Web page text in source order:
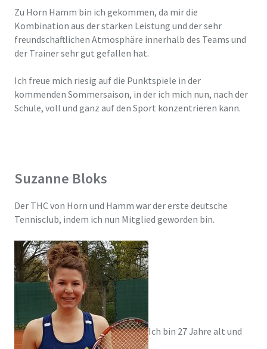
Zu Horn Hamm bin ich gekommen, da mir die
Kombination aus der starken Leistung und der sehr
freundschaftlichen Atmosphäre innerhalb des Teams und
der Trainer sehr gut gefallen hat.
Ich freue mich riesig auf die Punktspiele in der
kommenden Sommersaison, in der ich mich nun, nach der
Schule, voll und ganz auf den Sport konzentrieren kann.
Suzanne Bloks
Der THC von Horn und Hamm war der erste deutsche
Tennisclub, indem ich nun Mitglied geworden bin.
Ich bin 27 Jahre alt und